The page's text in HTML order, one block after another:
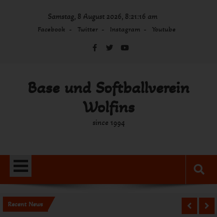
Samstag, 8 August 2026, 8:21:16 am
Facebook Twitter Instagram Youtube
Base und Softballverein
Wolfins
since 1994
Recent News